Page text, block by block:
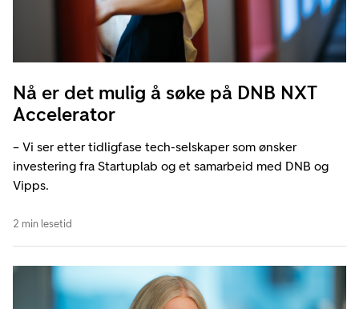
Nå er det mulig å søke på DNB NXT
Accelerator
– Vi ser etter tidligfase tech-selskaper som ønsker
investering fra Startuplab og et samarbeid med DNB og
Vipps.
2 min lesetid